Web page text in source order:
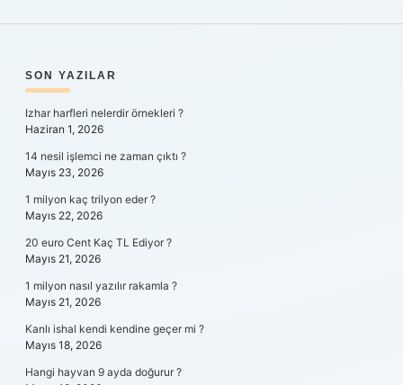
SIDEBAR
SON YAZILAR
Izhar harfleri nelerdir örnekleri ?
Haziran 1, 2026
14 nesil işlemci ne zaman çıktı ?
Mayıs 23, 2026
1 milyon kaç trilyon eder ?
Mayıs 22, 2026
20 euro Cent Kaç TL Ediyor ?
Mayıs 21, 2026
1 milyon nasıl yazılır rakamla ?
Mayıs 21, 2026
Kanlı ishal kendi kendine geçer mi ?
Mayıs 18, 2026
Hangi hayvan 9 ayda doğurur ?